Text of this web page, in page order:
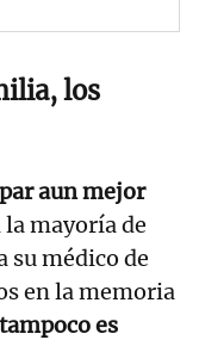
los
aun mejor
la mayoría de
su médico de
en la memoria
tampoco es